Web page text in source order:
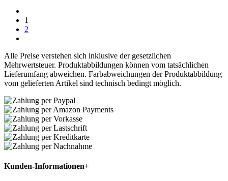
1
2
Alle Preise verstehen sich inklusive der gesetzlichen
Mehrwertsteuer. Produktabbildungen können vom tatsächlichen
Lieferumfang abweichen. Farbabweichungen der Produktabbildung
vom gelieferten Artikel sind technisch bedingt möglich.
Kunden-Informationen+